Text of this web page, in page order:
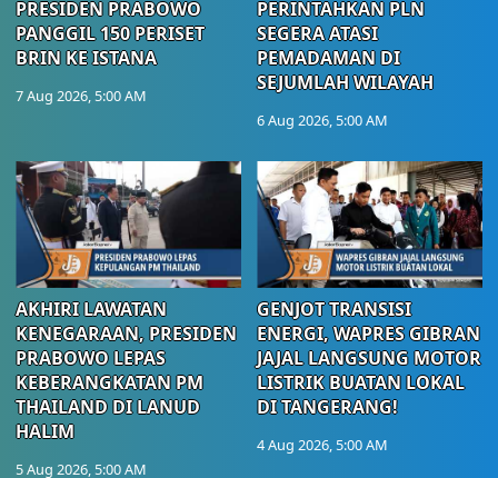
PRESIDEN PRABOWO
PANGGIL 150 PERISET
BRIN KE ISTANA
7 Aug 2026, 5:00 AM
PERINTAHKAN PLN
SEGERA ATASI
PEMADAMAN DI
SEJUMLAH WILAYAH
6 Aug 2026, 5:00 AM
AKHIRI LAWATAN
KENEGARAAN, PRESIDEN
PRABOWO LEPAS
KEBERANGKATAN PM
THAILAND DI LANUD
HALIM
5 Aug 2026, 5:00 AM
GENJOT TRANSISI
ENERGI, WAPRES GIBRAN
JAJAL LANGSUNG MOTOR
LISTRIK BUATAN LOKAL
DI TANGERANG!
4 Aug 2026, 5:00 AM